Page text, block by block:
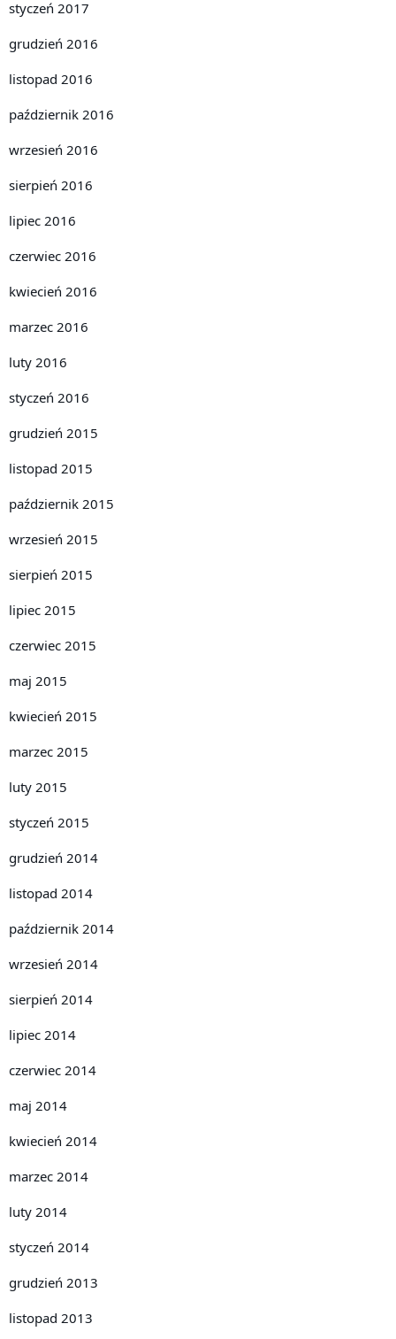
styczeń 2017
grudzień 2016
listopad 2016
październik 2016
wrzesień 2016
sierpień 2016
lipiec 2016
czerwiec 2016
kwiecień 2016
marzec 2016
luty 2016
styczeń 2016
grudzień 2015
listopad 2015
październik 2015
wrzesień 2015
sierpień 2015
lipiec 2015
czerwiec 2015
maj 2015
kwiecień 2015
marzec 2015
luty 2015
styczeń 2015
grudzień 2014
listopad 2014
październik 2014
wrzesień 2014
sierpień 2014
lipiec 2014
czerwiec 2014
maj 2014
kwiecień 2014
marzec 2014
luty 2014
styczeń 2014
grudzień 2013
listopad 2013